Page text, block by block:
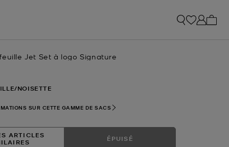
Jet Set à logo Signature
NOISETTE
SUR CETTE GAMME DE SACS
ARTICLES
ÉPUISÉ